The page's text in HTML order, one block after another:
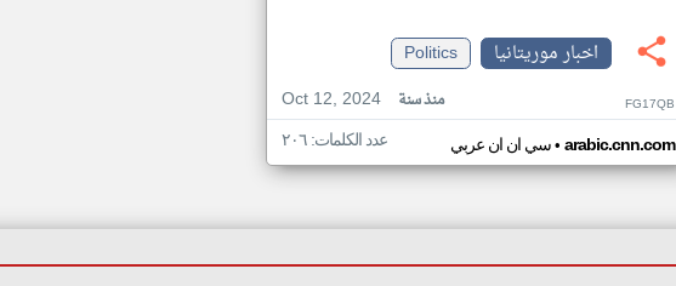
اخبار موريتانيا
Politics
Oct 12, 2024
منذ سنة FG17QB
سي ان ان عربي• arabic.cnn.com عدد الكلمات: ٢٠٦